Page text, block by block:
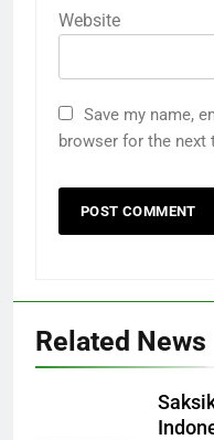
Website
Save my name,
browser for the next
Related News